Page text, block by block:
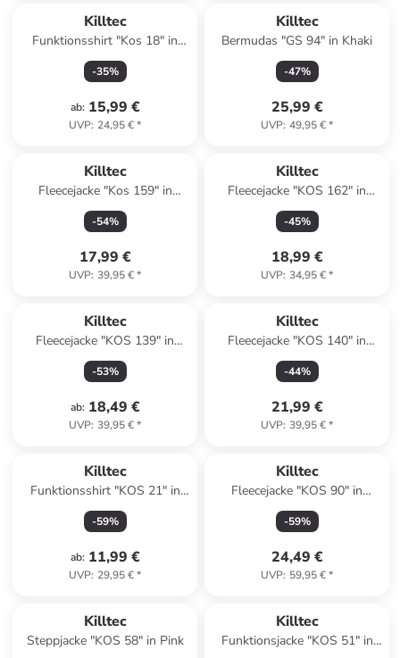
Killtec
Funktionsshirt "Kos 18" in
Bordeaux
-35%
ab: 15,99 €
UVP: 24,95 €*
Killtec
Bermudas "GS 94" in Khaki
-47%
25,99 €
UVP: 49,95 €*
Killtec
Fleecejacke "Kos 159" in
Hellgrün
-54%
17,99 €
UVP: 39,95 €*
Killtec
Fleecejacke "KOS 162" in
Dunkelblau
-45%
18,99 €
UVP: 34,95 €*
Killtec
Fleecejacke "KOS 139" in
Anthrazit
-53%
ab: 18,49 €
UVP: 39,95 €*
Killtec
Fleecejacke "KOS 140" in
Petrol
-44%
21,99 €
UVP: 39,95 €*
Killtec
Funktionsshirt "KOS 21" in
Pink
-59%
ab: 11,99 €
UVP: 29,95 €*
Killtec
Fleecejacke "KOS 90" in
Hellblau
-59%
24,49 €
UVP: 59,95 €*
Killtec
Steppjacke "KOS 58" in Pink
Killtec
Funktionsjacke "KOS 51" in